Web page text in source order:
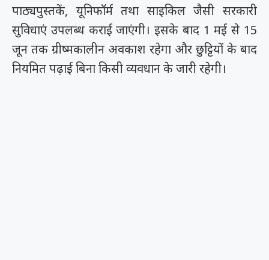
पाठ्यपुस्तकें, यूनिफॉर्म तथा साइकिल जैसी सरकारी
सुविधाएं उपलब्ध कराई जाएंगी। इसके बाद 1 मई से 15
जून तक ग्रीष्मकालीन अवकाश रहेगा और छुट्टियों के बाद
नियमित पढ़ाई बिना किसी व्यवधान के जारी रहेगी।